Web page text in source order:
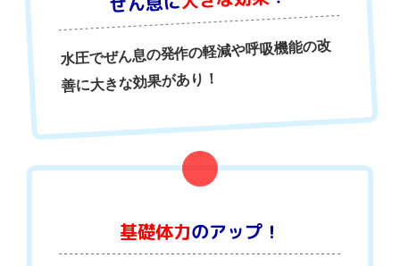
水圧でぜん息の発作の軽減や呼吸機能の改
善に大きな効果があり！
基礎体力のアップ！